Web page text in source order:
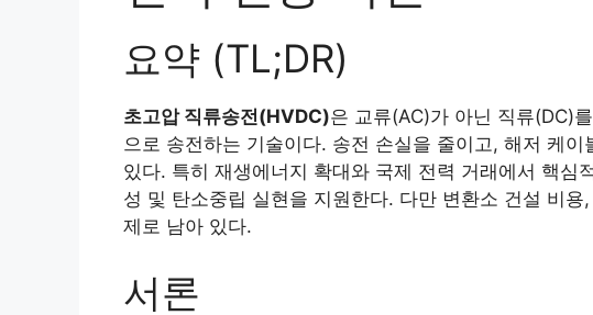
요약 (TL;DR)
초고압 직류송전(HVDC)은 교류(AC)가 아닌 직류(DC)
으로 송전하는 기술이다. 송전 손실을 줄이고, 해저 케
있다. 특히 재생에너지 확대와 국제 전력 거래에서 핵심
성 및 탄소중립 실현을 지원한다. 다만 변환소 건설 비
제로 남아 있다.
서론